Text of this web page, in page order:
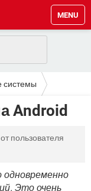
MENU
10
системы
Android
от пользователя
одновременно
Это очень